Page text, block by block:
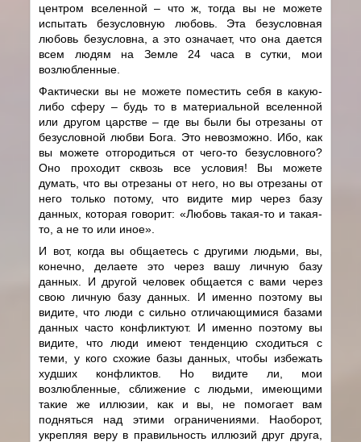
центром вселенной – что ж, тогда вы не можете
испытать безусловную любовь. Эта безусловная
любовь безусловна, а это означает, что она дается
всем людям на Земле 24 часа в сутки, мои
возлюбленные.
Фактически вы не можете поместить себя в какую-
либо сферу – будь то в материальной вселенной
или другом царстве – где вы были бы отрезаны от
безусловной любви Бога. Это невозможно. Ибо, как
вы можете отгородиться от чего-то безусловного?
Оно проходит сквозь все условия! Вы можете
думать, что вы отрезаны от него, но вы отрезаны от
него только потому, что видите мир через базу
данных, которая говорит: «Любовь такая-то и такая-
то, а не то или иное».
И вот, когда вы общаетесь с другими людьми, вы,
конечно, делаете это через вашу личную базу
данных. И другой человек общается с вами через
свою личную базу данных. И именно поэтому вы
видите, что люди с сильно отличающимися базами
данных часто конфликтуют. И именно поэтому вы
видите, что люди имеют тенденцию сходиться с
теми, у кого схожие базы данных, чтобы избежать
худших конфликтов. Но видите ли, мои
возлюбленные, сближение с людьми, имеющими
такие же иллюзии, как и вы, не помогает вам
подняться над этими ограничениями. Наоборот,
укрепляя веру в правильность иллюзий друг друга,